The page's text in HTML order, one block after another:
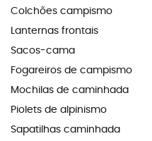
Colchões campismo
Lanternas frontais
Sacos-cama
Fogareiros de campismo
Mochilas de caminhada
Piolets de alpinismo
Sapatilhas caminhada